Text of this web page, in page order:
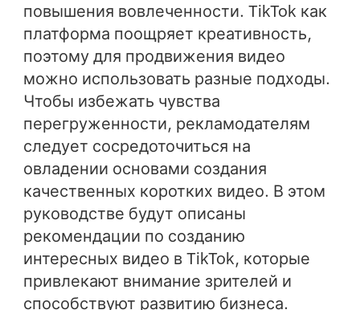
повышения вовлеченности. TikTok как
платформа поощряет креативность,
поэтому для продвижения видео
можно использовать разные подходы.
Чтобы избежать чувства
перегруженности, рекламодателям
следует сосредоточиться на
овладении основами создания
качественных коротких видео. В этом
руководстве будут описаны
рекомендации по созданию
интересных видео в TikTok, которые
привлекают внимание зрителей и
способствуют развитию бизнеса.